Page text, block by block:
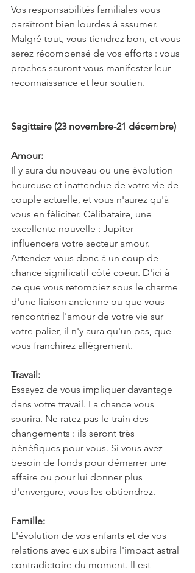
Vos responsabilités familiales vous
paraîtront bien lourdes à assumer.
Malgré tout, vous tiendrez bon, et vous
serez récompensé de vos efforts : vous
proches sauront vous manifester leur
reconnaissance et leur soutien.
Sagittaire (23 novembre-21 décembre)
Amour:
Il y aura du nouveau ou une évolution
heureuse et inattendue de votre vie de
couple actuelle, et vous n'aurez qu'à
vous en féliciter. Célibataire, une
excellente nouvelle : Jupiter
influencera votre secteur amour.
Attendez-vous donc à un coup de
chance significatif côté coeur. D'ici à
ce que vous retombiez sous le charme
d'une liaison ancienne ou que vous
rencontriez l'amour de votre vie sur
votre palier, il n'y aura qu'un pas, que
vous franchirez allègrement.
Travail:
Essayez de vous impliquer davantage
dans votre travail. La chance vous
sourira. Ne ratez pas le train des
changements : ils seront très
bénéfiques pour vous. Si vous avez
besoin de fonds pour démarrer une
affaire ou pour lui donner plus
d'envergure, vous les obtiendrez.
Famille:
L'évolution de vos enfants et de vos
relations avec eux subira l'impact astral
contradictoire du moment. Il est